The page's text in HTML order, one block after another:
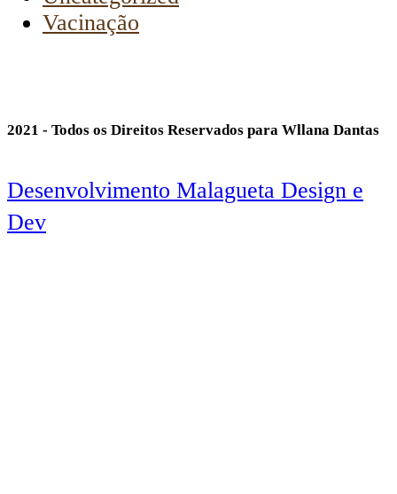
Vacinação
2021 - Todos os Direitos Reservados para Wllana Dantas
Desenvolvimento Malagueta Design e
Dev